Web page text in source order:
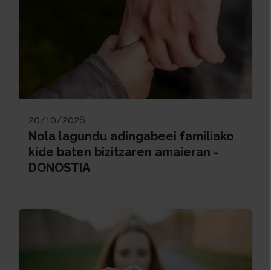
20/10/2026
Nola lagundu adingabeei familiako
kide baten bizitzaren amaieran -
DONOSTIA